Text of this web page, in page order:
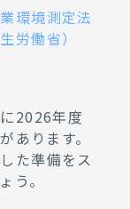
環境測定法
労働省）
2026年度
あります。
た準備をス
う。